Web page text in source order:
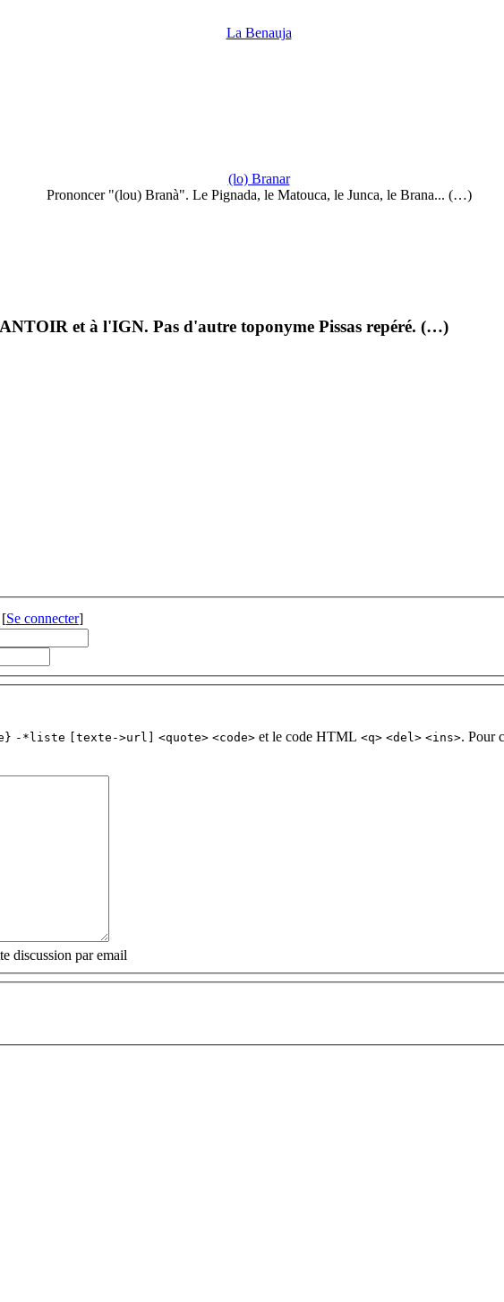
La Benauja
(lo) Branar
Prononcer "(lou) Branà". Le Pignada, le Matouca, le Junca, le Brana... (…)
et à l'IGN. Pas d'autre toponyme Pissas repéré. (…)
[Se connecter]
-*liste [texte->url] <quote> <code> et le code HTML <q> <del> <ins>. Pour
discussion par email